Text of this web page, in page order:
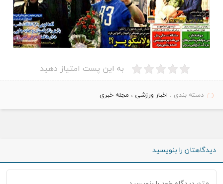
به این پست امتیاز دهید
دسته بندی : اخبار ورزشی ، مجله خبری
دیدگاهتان را بنویسید